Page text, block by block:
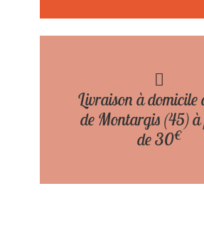
Livraison à domicile
de Montargis (45)
de 30€